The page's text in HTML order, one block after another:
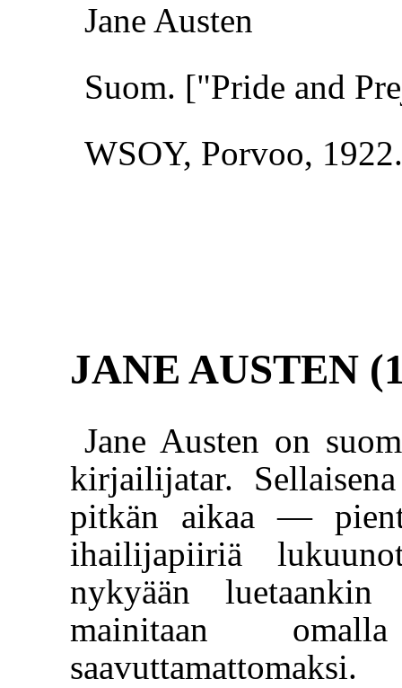
Jane Austen
Suom. ["Pride and
WSOY, Porvoo,
JANE AUSTEN
Jane Austen on
kirjailijatar.
pitkän aikaa —
ihailijapiiriä
nykyään
mainitaan
saavuttamattomaksi.